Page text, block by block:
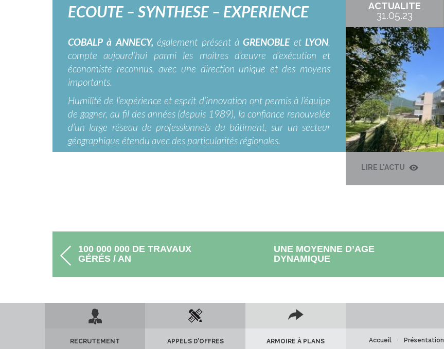
ECOUTE – SYNTHESE – EXPERIENCE
COBALP à ANNECY,également présent àGRENOBLEet LYON,
compte aujourd’hui parmi les maitres d’œuvre d’exécution et
économiste reconnus, avec une direction unique et des moyens
importants.
Humilité de l’expérience et esprit d’innovation ont permis à l’équipe
de gagner, au fil des années (depuis 1989), la confiance renouvelée
d’un large réseau de professionnels du bâtiment, sur un secteur
géographique étendu avec des particularités régionales.
ACTUALITE
31.05.23
LIRE L'ACTU
100 000 000 DE TRAVAUX
GÉRÉS / AN
UNE MOYENNE D’AGE
DYNAMIQUE
RECRUTEMENT APPELS D’OFFRES ARMOIRE À PLANS Accueil - Présentation